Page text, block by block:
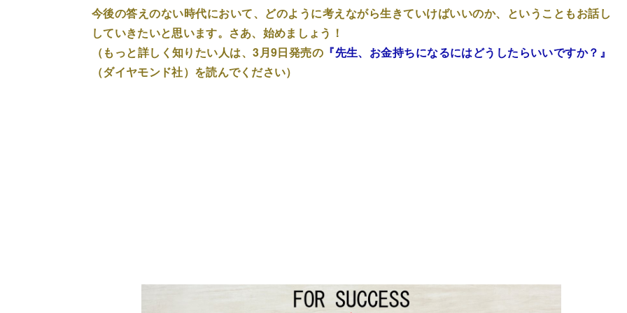
今後の答えのない時代において、どのように考えながら生きていけばいいのか、ということもお話し
していきたいと思います。さあ、始めましょう！
（もっと詳しく知りたい人は、3月9日発売の 『先生、お金持ちになるにはどうしたらいいですか？』
（ダイヤモンド社）を読んでください）